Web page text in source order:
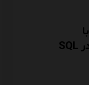
ROW_NUMBER با
PARTITION BY در SQL